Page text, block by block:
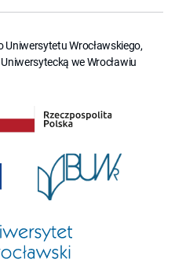
Wrocławskiego,
we Wrocławiu